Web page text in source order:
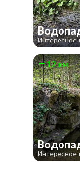
Интересное
12 км
Интересное